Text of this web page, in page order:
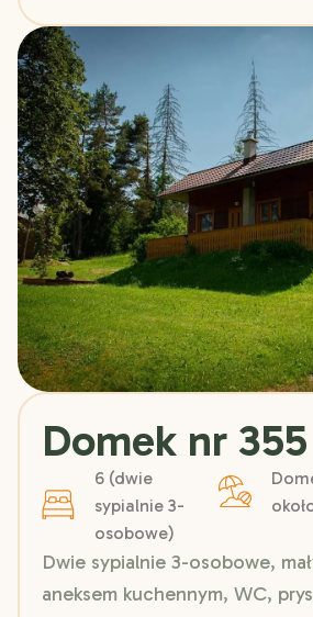
Domek nr 355
6 (dwie
sypialnie 3-
osobowe)
Dwie sypialnie 3-osobowe,
aneksem kuchennym, WC,